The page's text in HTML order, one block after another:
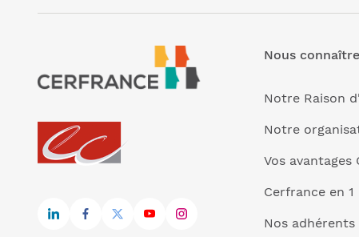
Nous connaître
Notre Raison
Notre
Vos avantages
Cerfrance en 1
Nos